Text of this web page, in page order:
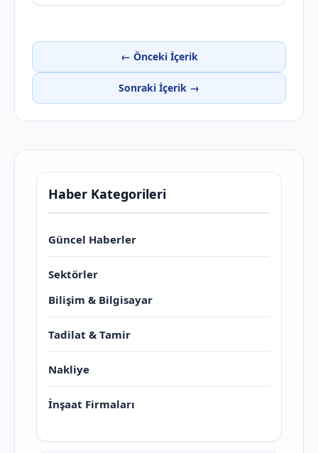
← Önceki İçerik
Sonraki İçerik →
Haber Kategorileri
Güncel Haberler
Sektörler
Bilişim & Bilgisayar
Tadilat & Tamir
Nakliye
İnşaat Firmaları